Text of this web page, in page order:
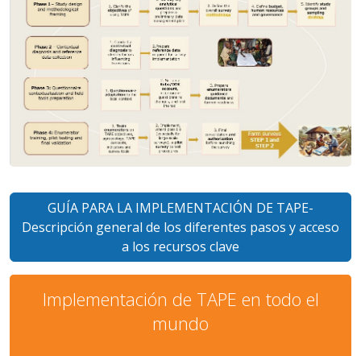
GUÍA PARA LA IMPLEMENTACIÓN DE TAPE-
Descripción general de los diferentes pasos y acceso
a los recursos clave
Implementación de TAPE en todo el
mundo